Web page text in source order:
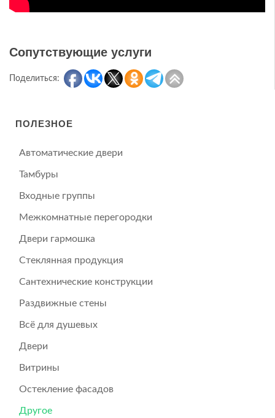
Сопутствующие услуги
Поделиться:
ПОЛЕЗНОЕ
Автоматические двери
Тамбуры
Входные группы
Межкомнатные перегородки
Двери гармошка
Стеклянная продукция
Сантехнические конструкции
Раздвижные стены
Всё для душевых
Двери
Витрины
Остекление фасадов
Другое